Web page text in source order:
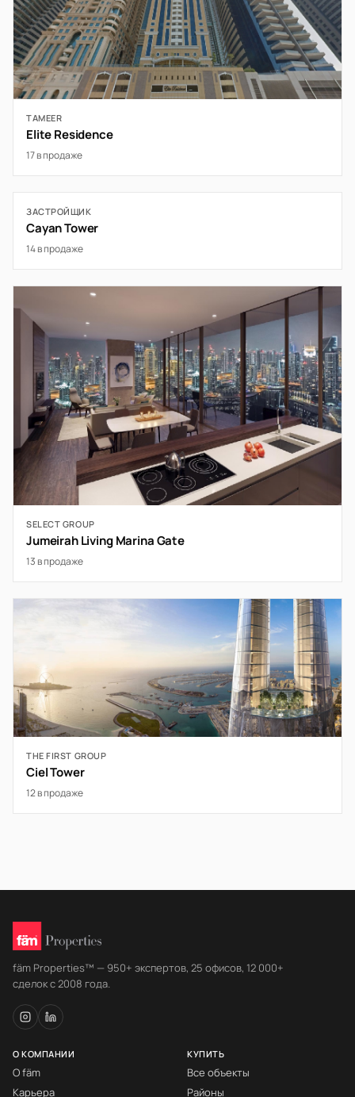
TAMEER
Elite Residence
17 в продаже
ЗАСТРОЙЩИК
Cayan Tower
14 в продаже
SELECT GROUP
Jumeirah Living Marina Gate
13 в продаже
THE FIRST GROUP
Ciel Tower
12 в продаже
fäm Properties™ — 950+ экспертов, 25 офисов, 12 000+
сделок с 2008 года.
О КОМПАНИИ
О fäm
Карьера
КУПИТЬ
Все объекты
Районы